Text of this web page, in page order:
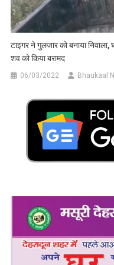
टाइगर ने गुलजार को बनाया
शव को किया बरामद
06/03/2022 Bhaukaal